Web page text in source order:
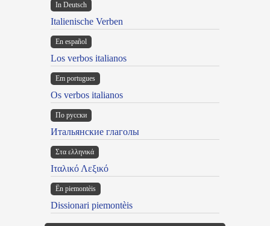
In Deutsch
Italienische Verben
En español
Los verbos italianos
Em portugues
Os verbos italianos
По русски
Итальянские глаголы
Στα ελληνικά
Ιταλικό Λεξικό
Ën piemontèis
Dissionari piemontèis